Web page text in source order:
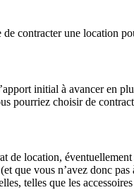
contracter une location
initial à avancer en
pourriez choisir de
de location,
que vous n’avez donc
telles que les